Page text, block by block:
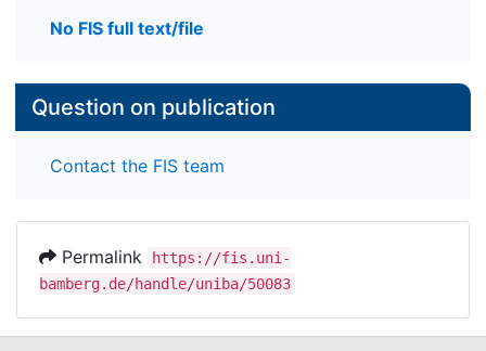
No FIS full text/file
Question on publication
Contact the FIS team
Permalink
https://fis.uni-
bamberg.de/handle/uniba/50083